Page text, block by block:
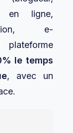
en ligne,
e-
le temps
, avec un